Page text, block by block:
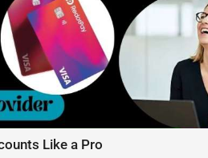
Like a Pro